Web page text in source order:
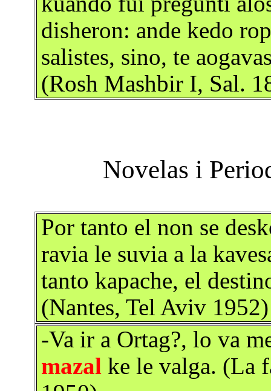
disheron: ande kedo
salistes, sino, te
(Rosh Mashbir I, Sal.
Por tanto el non se
ravia le suvia a la
tanto kapache, el
(Nantes, Tel Aviv 1952)
-Va ir a Ortag?, lo va
mazal ke le valga. (La